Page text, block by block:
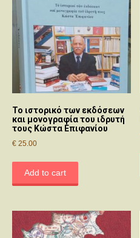
Το ιστορικό των εκδόσεων
και μονογραφία του ιδρυτή
τους Κώστα Επιφανίου
€ 25.00
Add to cart